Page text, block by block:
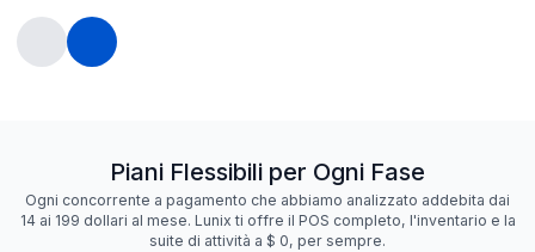
Piani Flessibili per Ogni Fase
Ogni concorrente a pagamento che abbiamo analizzato addebita dai
14 ai 199 dollari al mese. Lunix ti offre il POS completo, l'inventario e la
suite di attività a $ 0, per sempre.